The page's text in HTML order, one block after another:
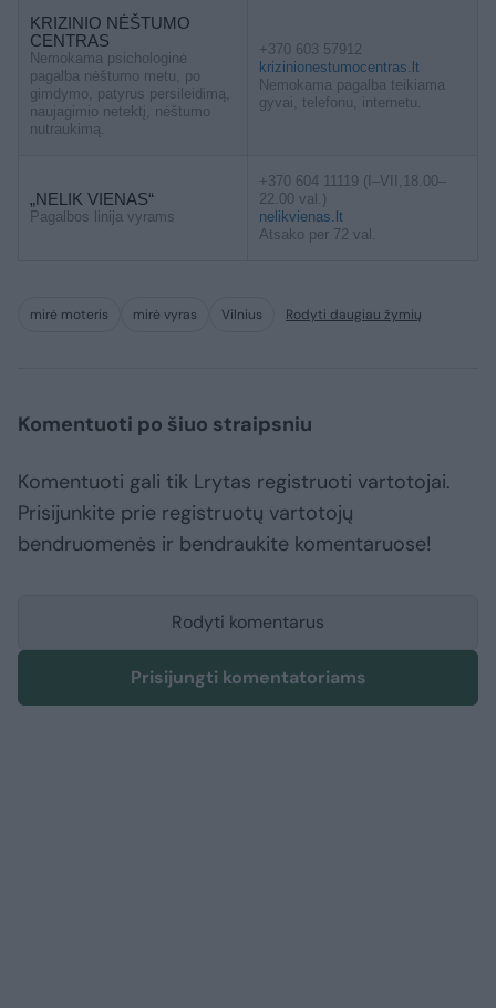
KRIZINIO NĖŠTUMO
CENTRAS
Nemokama psichologinė
pagalba nėštumo metu, po
gimdymo, patyrus persileidimą,
naujagimio netektį, nėštumo
nutraukimą.
+370 603 57912
krizinionestumocentras.lt
Nemokama pagalba teikiama
gyvai, telefonu, internetu.
„NELIK VIENAS“
Pagalbos linija vyrams
+370 604 11119 (I–VII,18.00–
22.00 val.)
nelikvienas.lt
Atsako per 72 val.
mirė moteris mirė vyras Vilnius Rodyti daugiau žymių
Komentuoti po šiuo straipsniu
Komentuoti gali tik Lrytas registruoti vartotojai.
Prisijunkite prie registruotų vartotojų
bendruomenės ir bendraukite komentaruose!
Rodyti komentarus
Prisijungti komentatoriams